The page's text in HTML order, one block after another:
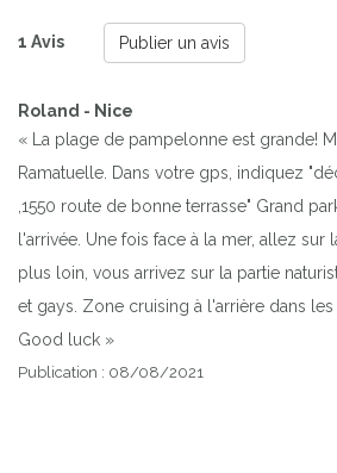
1 Avis Publier un avis
Roland - Nice
« La plage de pampelonne est grande!
Ramatuelle. Dans votre gps, indiquez
,1550 route de bonne terrasse" Grand
l'arrivée. Une fois face à la mer, allez
plus loin, vous arrivez sur la partie
et gays. Zone cruising à l'arrière dans
Good luck »
Publication : 08/08/2021